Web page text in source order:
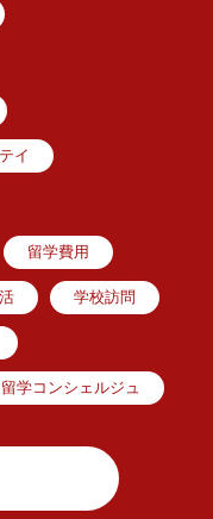
イ
留学費用
学校訪問
留学コンシェルジュ